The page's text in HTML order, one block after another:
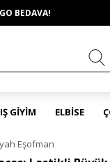
BEDAVA!
GİYİM ELBİSE
Eşofman